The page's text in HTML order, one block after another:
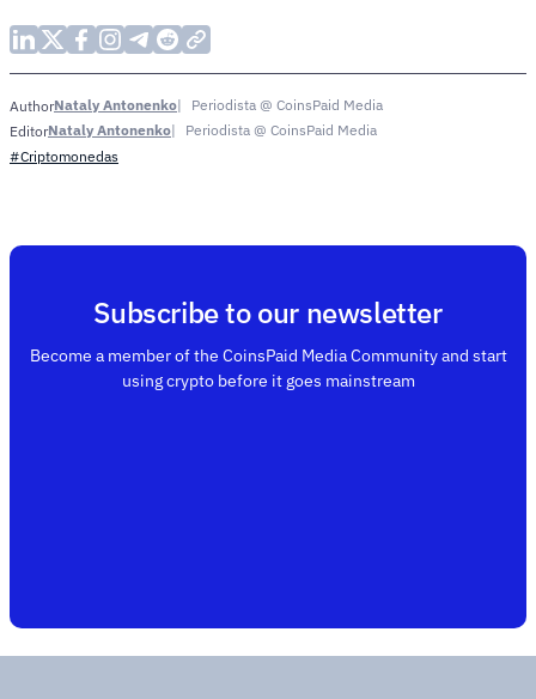
AuthorNataly Antonenko
Periodista @ CoinsPaid Media
EditorNataly Antonenko
Periodista @ CoinsPaid Media
#Criptomonedas
Subscribe to our newsletter
Become a member of the CoinsPaid Media Community and start
using crypto before it goes mainstream